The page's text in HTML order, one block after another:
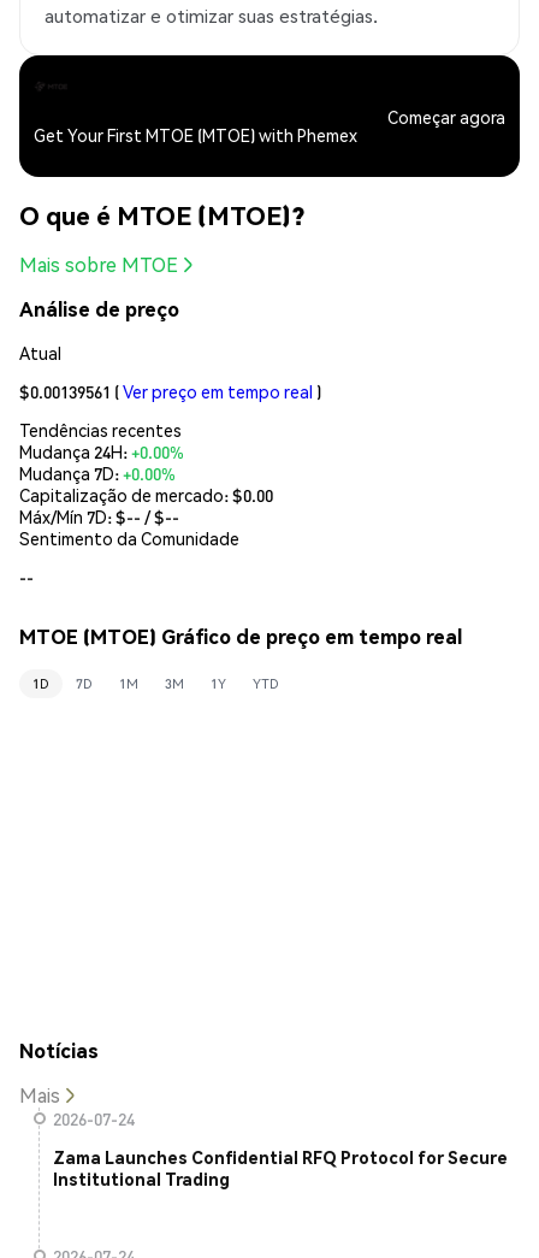
automatizar e otimizar suas estratégias.
Get Your First MTOE (MTOE) with Phemex
Começar agora
O que é MTOE (MTOE)?
Mais sobre MTOE
Análise de preço
Atual
$0.00139561 (Ver preço em tempo real )
Tendências recentes
Mudança 24H:+0.00%
Mudança 7D:+0.00%
Capitalização de mercado:$0.00
Máx/Mín 7D: $-- / $--
Sentimento da Comunidade
--
MTOE (MTOE) Gráfico de preço em tempo real
1D 7D 1M 3M 1Y YTD
Notícias
Mais
2026-07-24
Zama Launches Confidential RFQ Protocol for Secure
Institutional Trading